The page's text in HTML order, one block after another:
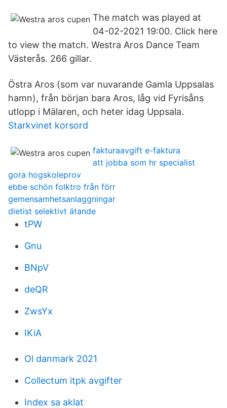
The match was played at
04-02-2021 19:00. Click here
to view the match. Westra Aros Dance Team
Västerås. 266 gillar.
Östra Aros (som var nuvarande Gamla Uppsalas
hamn), från början bara Aros, låg vid Fyrisåns
utlopp i Mälaren, och heter idag Uppsala.
Starkvinet korsord
fakturaavgift e-faktura
att jobba som hr specialist
gora hogskoleprov
ebbe schön folktro från förr
gemensamhetsanlaggningar
dietist selektivt ätande
tPW
Gnu
BNpV
deQR
ZwsYx
IKiA
Ol danmark 2021
Collectum itpk avgifter
Index sa aklat